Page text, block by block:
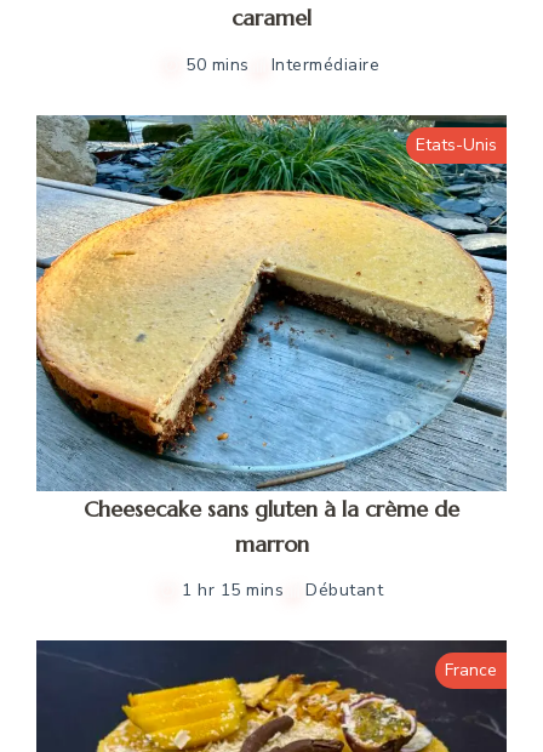
caramel
50 mins Intermédiaire
Etats-Unis
Cheesecake sans gluten à la crème de
marron
1 hr 15 mins Débutant
France